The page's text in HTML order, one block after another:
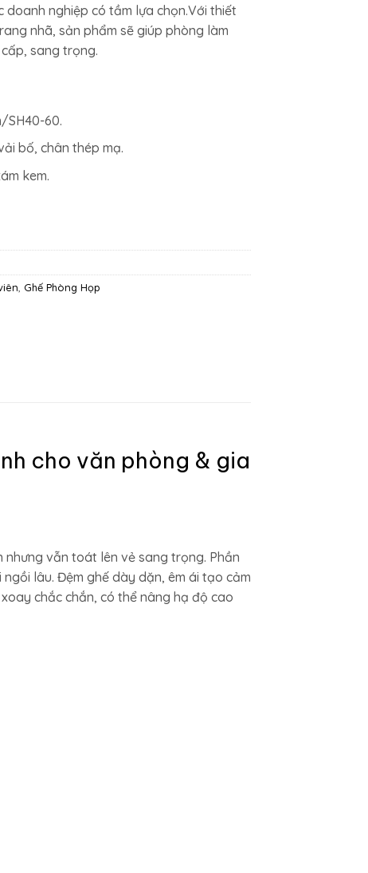
doanh nghiệp có tầm lựa chọn.Với thiết
nhã, sản phẩm sẽ giúp phòng làm
sang trọng.
SH40-60.
bố, chân thép mạ.
kem.
, Ghế Phòng Họp
cho văn phòng & gia
vẫn toát lên vẻ sang trọng. Phần
lâu. Đệm ghế dày dặn, êm ái tạo cảm
chắc chắn, có thể nâng hạ độ cao